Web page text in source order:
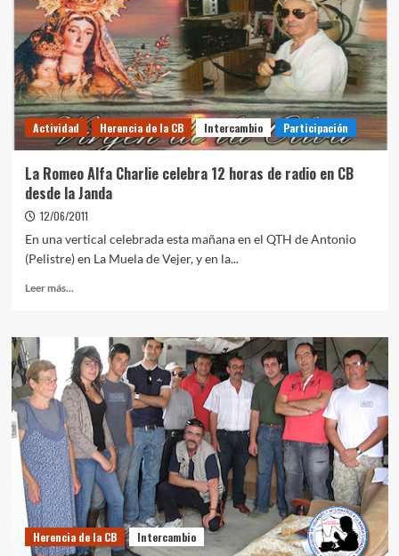
Actividad Herencia de la CB Intercambio Participación
La Romeo Alfa Charlie celebra 12 horas de radio en CB
desde la Janda
12/06/2011
En una vertical celebrada esta mañana en el QTH de Antonio
(Pelistre) en La Muela de Vejer, y en la...
Leer más...
Herencia de la CB Intercambio